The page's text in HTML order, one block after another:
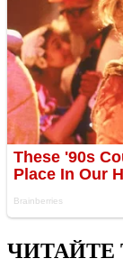
ЧИТАЙТЕ